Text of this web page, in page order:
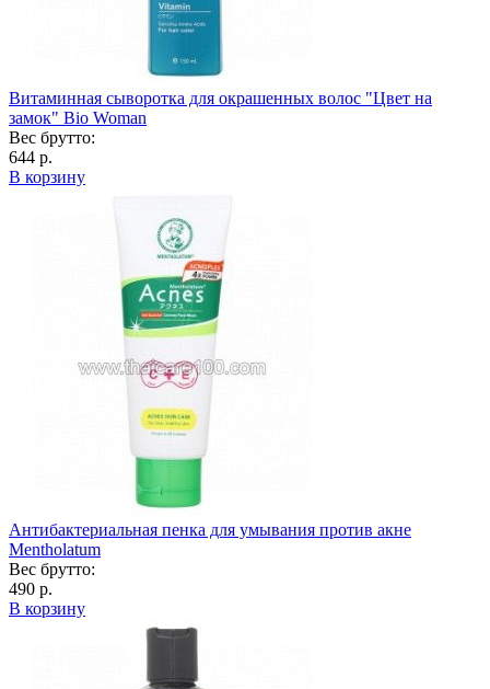
Витаминная сыворотка для окрашенных волос "Цвет на
замок" Bio Woman
Вес брутто:
644 р.
В корзину
Антибактериальная пенка для умывания против акне
Mentholatum
Вес брутто:
490 р.
В корзину